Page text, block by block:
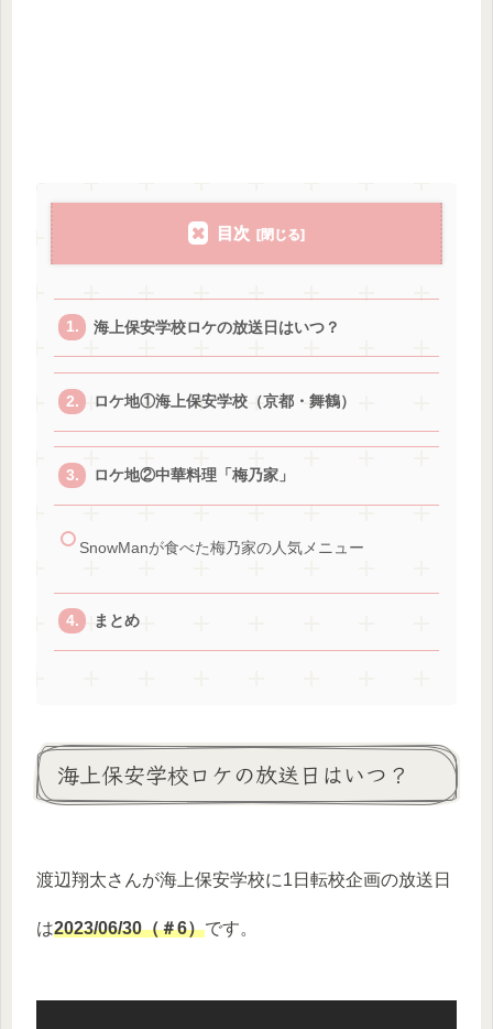
目次
海上保安学校ロケの放送日はいつ？
ロケ地①海上保安学校（京都・舞鶴）
ロケ地②中華料理「梅乃家」
SnowManが食べた梅乃家の人気メニュー
まとめ
海上保安学校ロケの放送日はいつ？
渡辺翔太さんが海上保安学校に1日転校企画の放送日
は2023/06/30（＃6）です。